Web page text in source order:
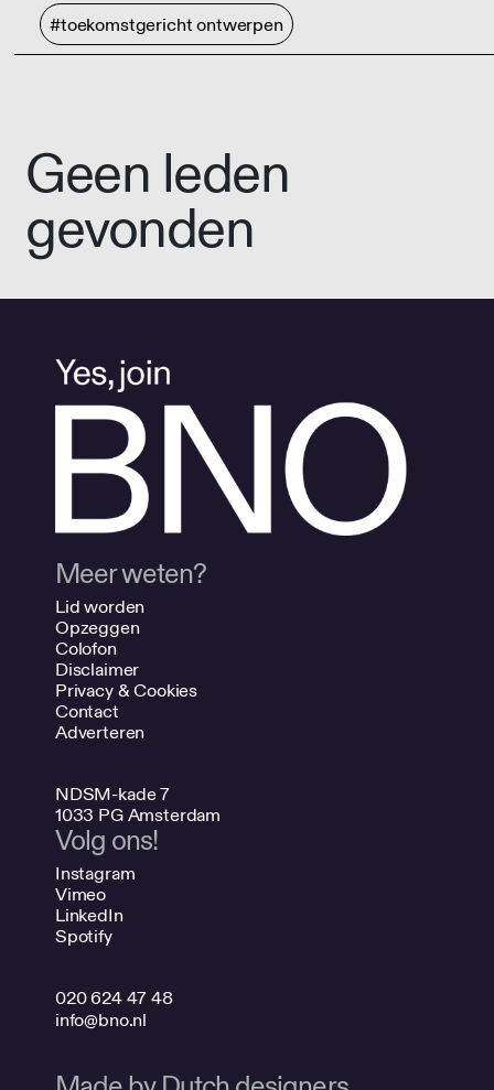
#toekomstgericht ontwerpen
Geen leden
gevonden
Meer weten?
Lid worden
Opzeggen
Colofon
Disclaimer
Privacy & Cookies
Contact
Adverteren
NDSM-kade 7
1033 PG Amsterdam
Volg ons!
Instagram
Vimeo
LinkedIn
Spotify
020 624 47 48
info@bno.nl